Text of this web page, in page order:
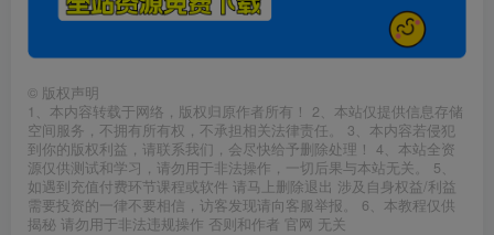
© 版权声明
1、本内容转载于网络，版权归原作者所有！ 2、本站仅提供信息存储
空间服务，不拥有所有权，不承担相关法律责任。 3、本内容若侵犯
到你的版权利益，请联系我们，会尽快给予删除处理！ 4、本站全资
源仅供测试和学习，请勿用于非法操作，一切后果与本站无关。 5、
如遇到充值付费环节课程或软件 请马上删除退出 涉及自身权益/利益
需要投资的一律不要相信，访客发现请向客服举报。 6、本教程仅供
揭秘 请勿用于非法违规操作 否则和作者 官网 无关